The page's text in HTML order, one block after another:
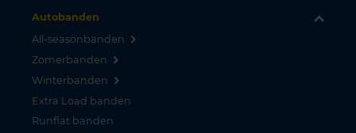
Autobanden
All-seasonbanden
Zomerbanden
Winterbanden
Extra Load banden
Runflat banden